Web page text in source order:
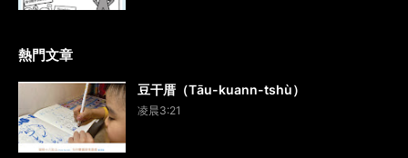
熱門文章
豆干厝（Tāu-kuann-tshù）
凌晨3:21